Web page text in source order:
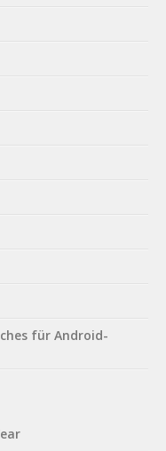
für Android-